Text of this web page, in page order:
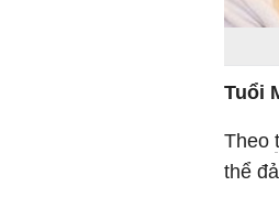
Tuổi
Theo
thể